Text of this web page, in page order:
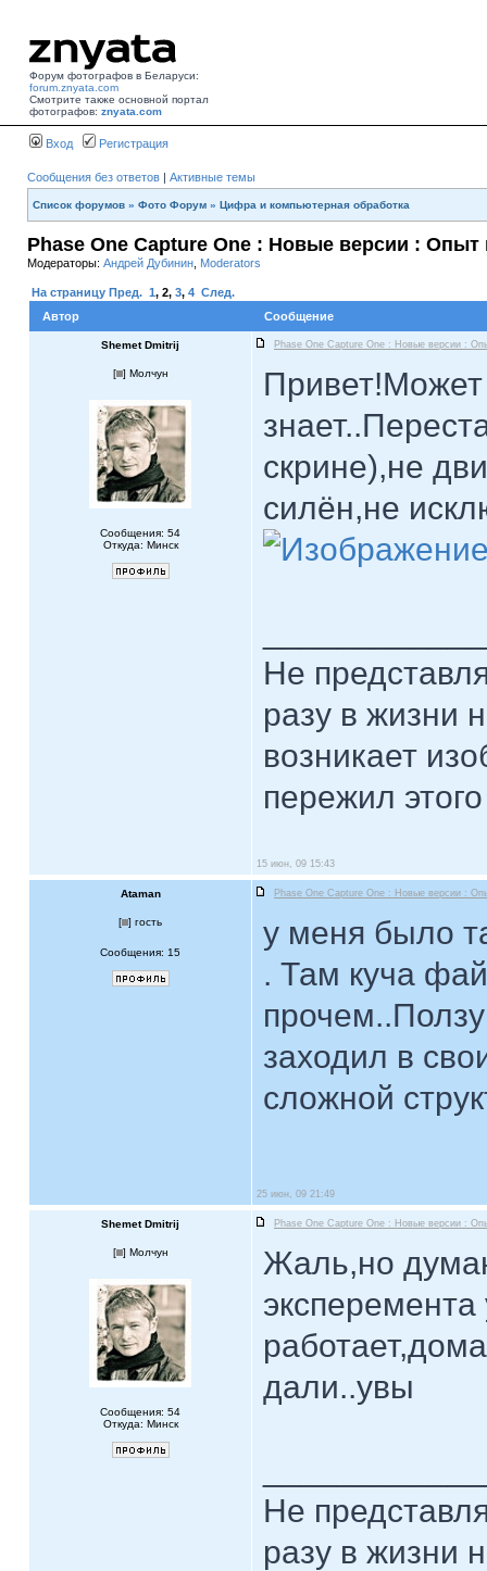
Форум фотографов в Беларуси:
forum.znyata.com
Смотрите также основной портал
фотографов: znyata.com
Вход Регистрация
Сообщения без ответов | Активные темы
Список форумов » Фото Форум » Цифра и компьютерная обработка
Phase One Capture One : Новые версии : Опыт
Модераторы: Андрей Дубинин Moderators
На страницу Пред. 1, 2, 3, 4 След.
Автор
Сообщение
Shemet Dmitrij Phase One Capture One : Новые версии :
[ ] Молчун
Сообщения: 54
Откуда: Минск
Привет!Может
скрине),не
силён,не
Hе
разу в жизни
возникает
пережил
15 июн, 09 15:43
Ataman Phase One Capture One : Новые версии :
[ ] гость
Сообщения: 15
у меня было
. Там куча
заходил в
сложной
25 июн, 09 21:49
Shemet Dmitrij Phase One Capture One : Новые версии :
[ ] Молчун
Сообщения: 54
Откуда: Минск
Жаль,но
дали..увы
Hе
разу в жизни